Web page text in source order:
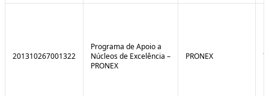
201310267001322
Programa de Apoio a
Núcleos de Excelência –
PRONEX
PRONEX